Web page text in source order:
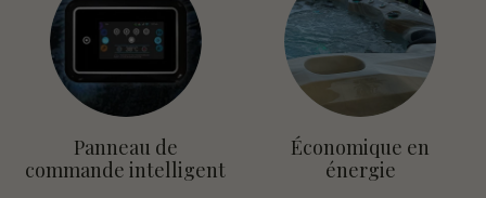
Panneau de
commande intelligent
Économique en
énergie